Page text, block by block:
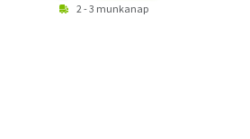
2 - 3 munkanap